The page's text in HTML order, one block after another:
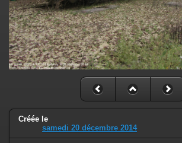
Créée le
samedi 20 décembre 2014